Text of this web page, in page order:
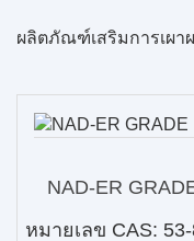
ผลิตภัณฑ์เสริมการเผา
NAD-ER
หมายเลข CAS: